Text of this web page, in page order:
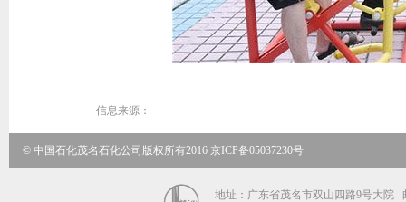
信息来源：
© 中国石化茂名石化公司版权所有2016 京ICP备05037230号
地址：广东省茂名市双山四路9号大院